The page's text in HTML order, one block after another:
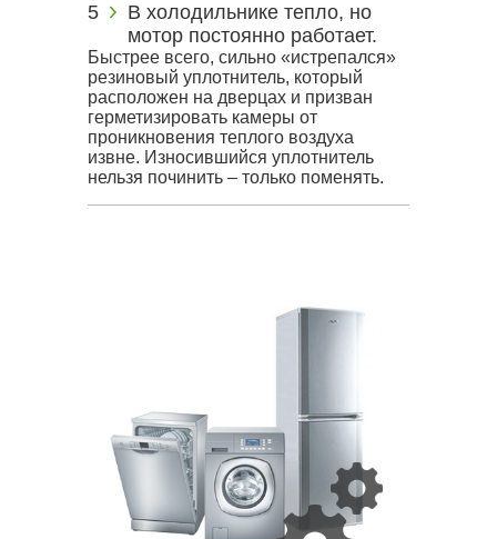
В холодильнике тепло, но
мотор постоянно работает.
Быстрее всего, сильно «истрепался»
резиновый уплотнитель, который
расположен на дверцах и призван
герметизировать камеры от
проникновения теплого воздуха
извне. Износившийся уплотнитель
нельзя починить – только поменять.